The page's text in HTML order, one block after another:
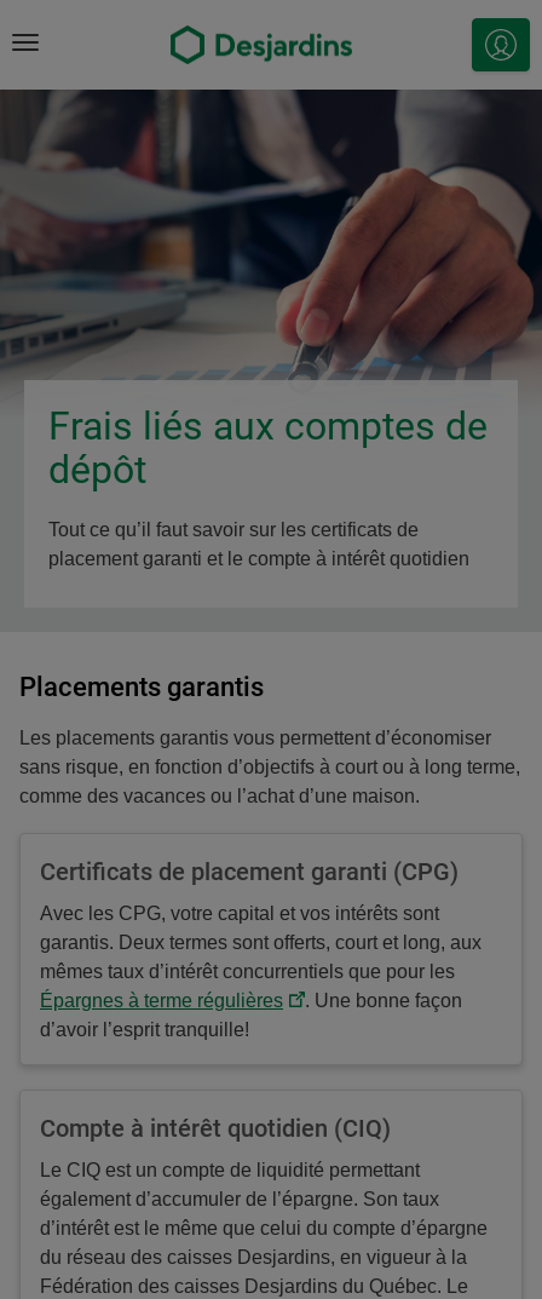
Menu
Se
Frais liés aux comptes de
dépôt
Tout ce qu’il faut savoir sur les certificats de
placement garanti et le compte à intérêt quotidien
Placements garantis
Les placements garantis vous permettent d’économiser
sans risque, en fonction d’objectifs à court ou à long terme,
comme des vacances ou l’achat d’une maison.
Certificats de placement garanti (CPG)
Avec les CPG, votre capital et vos intérêts sont
garantis. Deux termes sont offerts, court et long, aux
mêmes taux d’intérêt concurrentiels que pour les
Épargnes à terme régulières
. Une bonne façon
d’avoir l’esprit tranquille!
Compte à intérêt quotidien (CIQ)
Le CIQ est un compte de liquidité permettant
également d’accumuler de l’épargne. Son taux
d’intérêt est le même que celui du compte d’épargne
du réseau des caisses Desjardins, en vigueur à la
Fédération des caisses Desjardins du Québec. Le